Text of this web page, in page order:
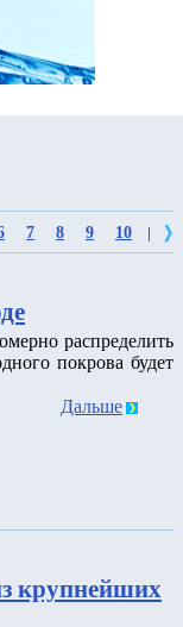
7 8 9 10
распределить
покрова будет
Дальше
крупнейших